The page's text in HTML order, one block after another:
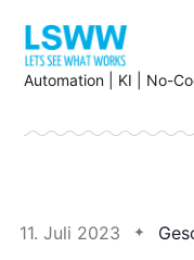
Automation | KI | No-
11. Juli 2023